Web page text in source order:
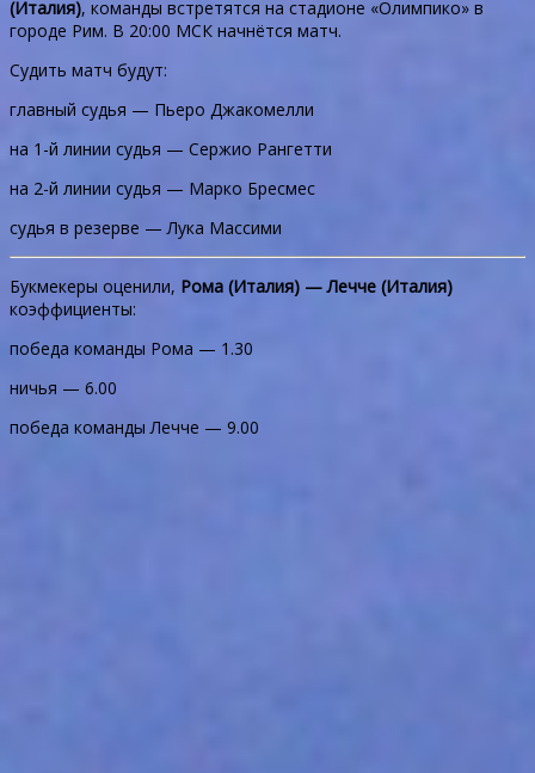
(Италия), команды встретятся на стадионе «Олимпико» в
городе Рим. В 20:00 МСК начнётся матч.
Судить матч будут:
главный судья — Пьеро Джакомелли
на 1-й линии судья — Сержио Рангетти
на 2-й линии судья — Марко Бресмес
судья в резерве — Лука Массими
Букмекеры оценили, Рома (Италия) — Лечче (Италия)
коэффициенты:
победа команды Рома — 1.30
ничья — 6.00
победа команды Лечче — 9.00